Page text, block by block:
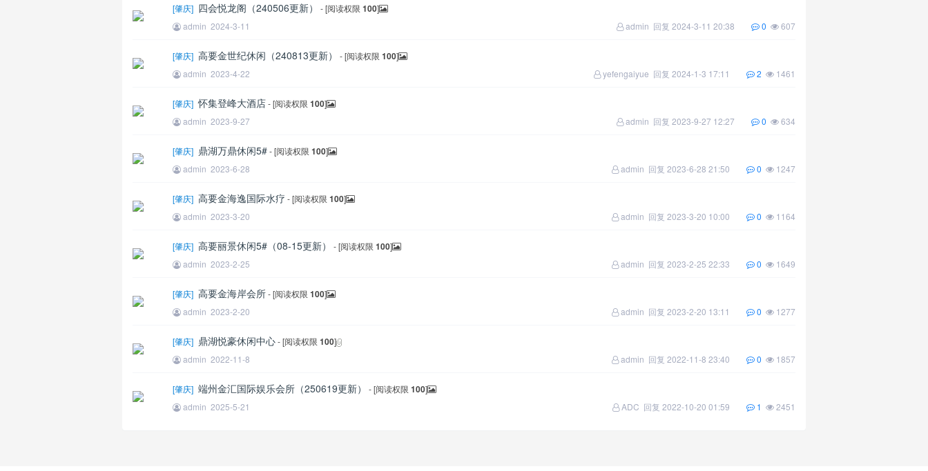
[肇庆] 四会悦龙阁（240506更新） - [阅读权限 100]
admin 2024-3-11 607
0
admin 回复 2024-3-11 20:38
[肇庆] 高要金世纪休闲（240813更新） - [阅读权限 100]
admin 2023-4-22 1461
2
yefengaiyue 回复 2024-1-3 17:11
[肇庆] 怀集登峰大酒店- [阅读权限 100]
admin 2023-9-27 634
0
admin 回复 2023-9-27 12:27
[肇庆] 鼎湖万鼎休闲5#- [阅读权限 100]
admin 2023-6-28 1247
0
admin 回复 2023-6-28 21:50
[肇庆] 高要金海逸国际水疗 - [阅读权限 100]
admin 2023-3-20 1164
0
admin 回复 2023-3-20 10:00
[肇庆] 高要丽景休闲5#（08-15更新） - [阅读权限 100]
admin 2023-2-25 1649
0
admin 回复 2023-2-25 22:33
[肇庆] 高要金海岸会所- [阅读权限 100]
admin 2023-2-20 1277
0
admin 回复 2023-2-20 13:11
[肇庆] 鼎湖悦豪休闲中心- [阅读权限 100]
admin 2022-11-8 1857
0
admin 回复 2022-11-8 23:40
[肇庆] 端州金汇国际娱乐会所（250619更新） - [阅读权限 100]
admin 2025-5-21 2451
1
ADC 回复 2022-10-20 01:59